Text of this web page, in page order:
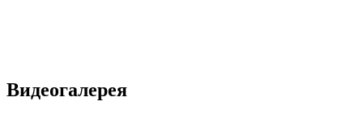
Видеогалерея